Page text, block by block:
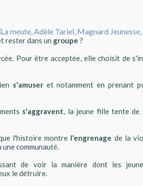
rester dans un groupe ?
Pour être acceptée, elle choisit de
s'amuseret notamment en prenant
s'aggravent, la jeune fille tente
l'histoire montre l'engrenage de la
communauté.
de voir la manière dont les
le détruire.